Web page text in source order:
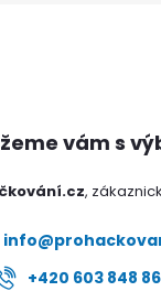
info@
+420 603 848